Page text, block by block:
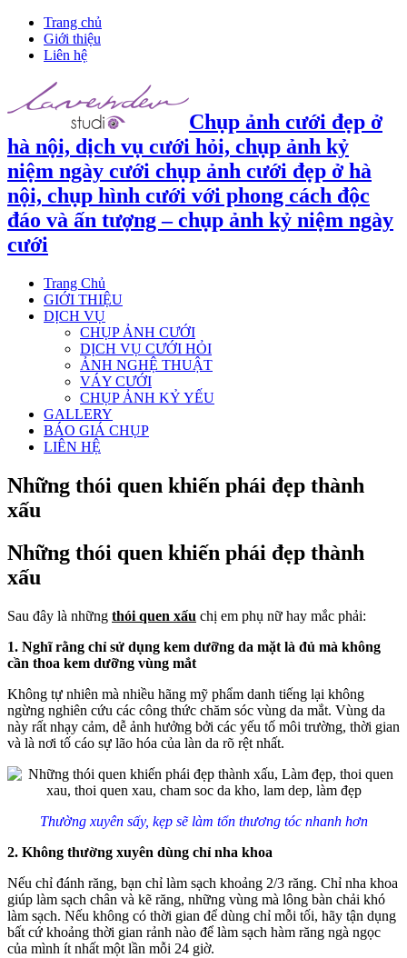
Trang chủ
Giới thiệu
Liên hệ
Chụp ảnh cưới đẹp ở
hà nội, dịch vụ cưới hỏi, chụp ảnh kỷ
niệm ngày cưới chụp ảnh cưới đẹp ở hà
nội, chụp hình cưới với phong cách độc
đáo và ấn tượng – chụp ảnh kỷ niệm ngày
cưới
Trang Chủ
GIỚI THIỆU
DỊCH VỤ
CHỤP ẢNH CƯỚI
DỊCH VỤ CƯỚI HỎI
ẢNH NGHỆ THUẬT
VÁY CƯỚI
CHỤP ẢNH KỶ YẾU
GALLERY
BÁO GIÁ CHỤP
LIÊN HỆ
Những thói quen khiến phái đẹp thành
xấu
Những thói quen khiến phái đẹp thành
xấu
Sau đây là những thói quen xấu chị em phụ nữ hay mắc phải:
1. Nghĩ rằng chỉ sử dụng kem dưỡng da mặt là đủ mà không
cần thoa kem dưỡng vùng mắt
Không tự nhiên mà nhiều hãng mỹ phẩm danh tiếng lại không
ngừng nghiên cứu các công thức chăm sóc vùng da mắt. Vùng da
này rất nhạy cảm, dễ ảnh hưởng bởi các yếu tố môi trường, thời gian
và là nơi tố cáo sự lão hóa của làn da rõ rệt nhất.
Thường xuyên sấy, kẹp sẽ làm tổn thương tóc nhanh hơn
2. Không thường xuyên dùng chỉ nha khoa
Nếu chỉ đánh răng, bạn chỉ làm sạch khoảng 2/3 răng. Chỉ nha khoa
giúp làm sạch chân và kẽ răng, những vùng mà lông bàn chải khó
làm sạch. Nếu không có thời gian để dùng chỉ mỗi tối, hãy tận dụng
bất cứ khoảng thời gian rảnh nào để làm sạch hàm răng ngà ngọc
của mình ít nhất một lần mỗi 24 giờ.